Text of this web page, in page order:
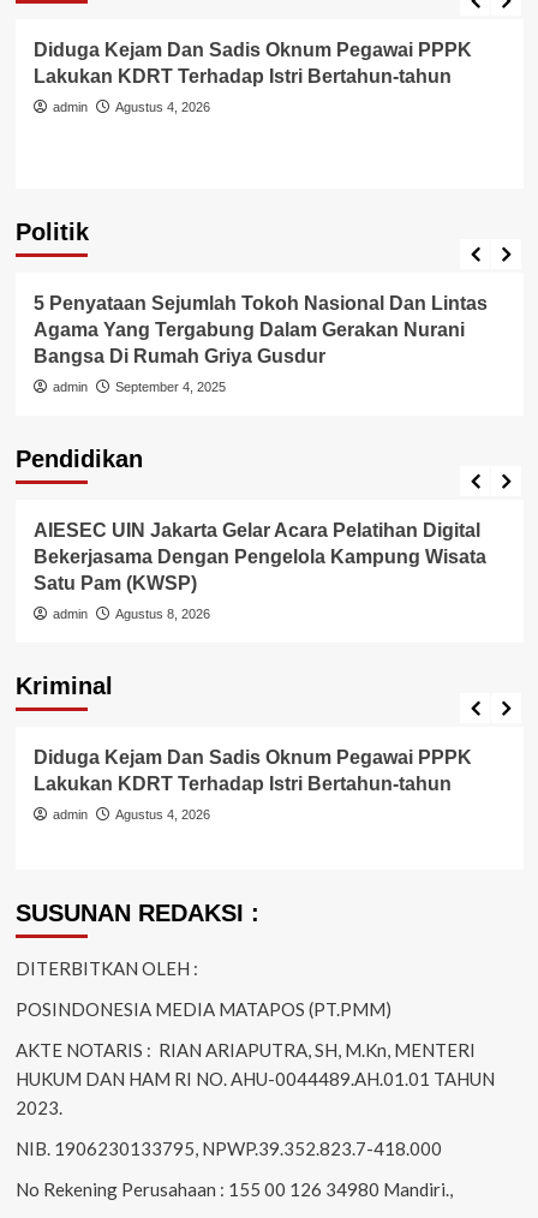
Diduga Kejam Dan Sadis Oknum Pegawai PPPK
Lakukan KDRT Terhadap Istri Bertahun-tahun
admin Agustus 4, 2026
Politik
Politik
5 Penyataan Sejumlah Tokoh Nasional Dan Lintas
Agama Yang Tergabung Dalam Gerakan Nurani
Bangsa Di Rumah Griya Gusdur
admin September 4, 2025
Pendidikan
Internasional
AIESEC UIN Jakarta Gelar Acara Pelatihan Digital
Bekerjasama Dengan Pengelola Kampung Wisata
Satu Pam (KWSP)
admin Agustus 8, 2026
Kriminal
Berita Polisi
Diduga Kejam Dan Sadis Oknum Pegawai PPPK
Lakukan KDRT Terhadap Istri Bertahun-tahun
admin Agustus 4, 2026
SUSUNAN REDAKSI :
DITERBITKAN OLEH :
POSINDONESIA MEDIA MATAPOS (PT.PMM)
AKTE NOTARIS : RIAN ARIAPUTRA, SH, M.Kn, MENTERI
HUKUM DAN HAM RI NO. AHU-0044489.AH.01.01 TAHUN
2023.
NIB. 1906230133795, NPWP.39.352.823.7-418.000
No Rekening Perusahaan : 155 00 126 34980 Mandiri.,